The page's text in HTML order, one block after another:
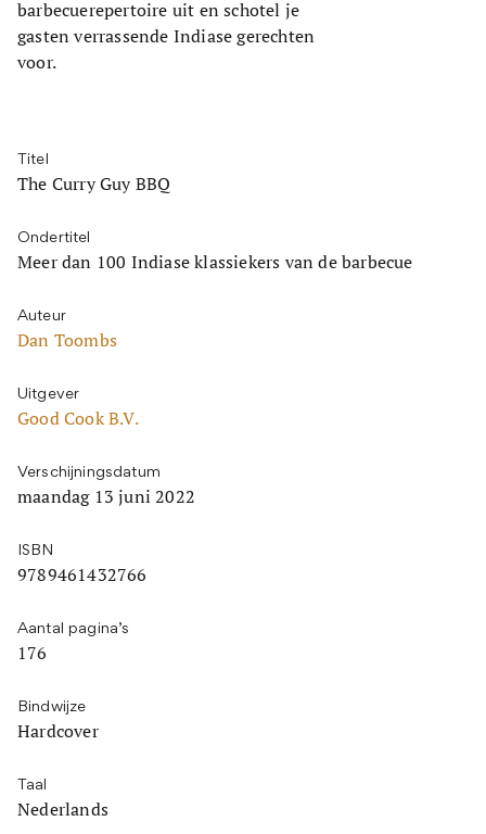
barbecuerepertoire uit en schotel je
gasten verrassende Indiase gerechten
voor.
Titel
The Curry Guy BBQ
Ondertitel
Meer dan 100 Indiase klassiekers van de barbecue
Auteur
Dan Toombs
Uitgever
Good Cook B.V.
Verschijningsdatum
maandag 13 juni 2022
ISBN
9789461432766
Aantal pagina’s
176
Bindwijze
Hardcover
Taal
Nederlands